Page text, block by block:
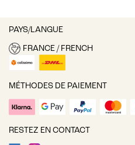
PAYS/LANGUE
FRANCE / FRENCH
MÉTHODES DE PAIEMENT
RESTEZ EN CONTACT